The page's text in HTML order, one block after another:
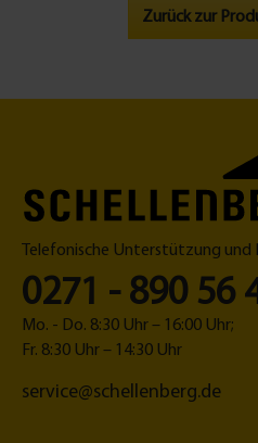
Zurück zur
Telefonische Unterstützung und
0271 - 890 56
Mo. - Do. 8:30 Uhr – 16:00 Uhr;
Fr. 8:30 Uhr – 14:30 Uhr
service@schellenberg.de